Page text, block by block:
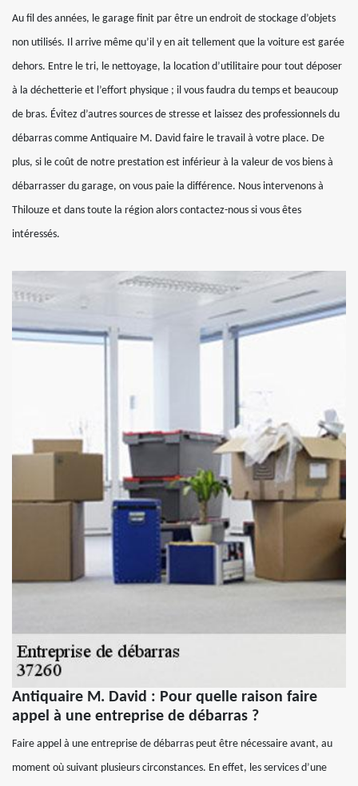
Au fil des années, le garage finit par être un endroit de stockage d’objets
non utilisés. Il arrive même qu’il y en ait tellement que la voiture est garée
dehors. Entre le tri, le nettoyage, la location d’utilitaire pour tout déposer
à la déchetterie et l’effort physique ; il vous faudra du temps et beaucoup
de bras. Évitez d’autres sources de stresse et laissez des professionnels du
débarras comme Antiquaire M. David faire le travail à votre place. De
plus, si le coût de notre prestation est inférieur à la valeur de vos biens à
débarrasser du garage, on vous paie la différence. Nous intervenons à
Thilouze et dans toute la région alors contactez-nous si vous êtes
intéressés.
Antiquaire M. David : Pour quelle raison faire
appel à une entreprise de débarras ?
Faire appel à une entreprise de débarras peut être nécessaire avant, au
moment où suivant plusieurs circonstances. En effet, les services d’une